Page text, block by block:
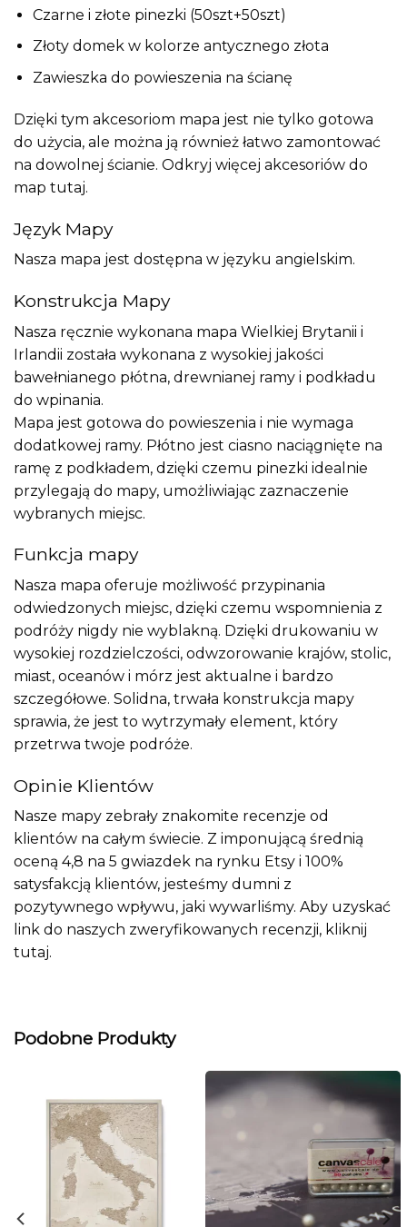
Czarne i złote pinezki (50szt+50szt)
Złoty domek w kolorze antycznego złota
Zawieszka do powieszenia na ścianę
Dzięki tym akcesoriom mapa jest nie tylko gotowa
do użycia, ale można ją również łatwo zamontować
na dowolnej ścianie. Odkryj więcej akcesoriów do
map tutaj.
Język Mapy
Nasza mapa jest dostępna w języku angielskim.
Konstrukcja Mapy
Nasza ręcznie wykonana mapa Wielkiej Brytanii i
Irlandii została wykonana z wysokiej jakości
bawełnianego płótna, drewnianej ramy i podkładu
do wpinania.
Mapa jest gotowa do powieszenia i nie wymaga
dodatkowej ramy. Płótno jest ciasno naciągnięte na
ramę z podkładem, dzięki czemu pinezki idealnie
przylegają do mapy, umożliwiając zaznaczenie
wybranych miejsc.
Funkcja mapy
Nasza mapa oferuje możliwość przypinania
odwiedzonych miejsc, dzięki czemu wspomnienia z
podróży nigdy nie wyblakną. Dzięki drukowaniu w
wysokiej rozdzielczości, odwzorowanie krajów, stolic,
miast, oceanów i mórz jest aktualne i bardzo
szczegółowe. Solidna, trwała konstrukcja mapy
sprawia, że jest to wytrzymały element, który
przetrwa twoje podróże.
Opinie Klientów
Nasze mapy zebrały znakomite recenzje od
klientów na całym świecie. Z imponującą średnią
oceną 4,8 na 5 gwiazdek na rynku Etsy i 100%
satysfakcją klientów, jesteśmy dumni z
pozytywnego wpływu, jaki wywarliśmy. Aby uzyskać
link do naszych zweryfikowanych recenzji, kliknij
tutaj.
Podobne Produkty